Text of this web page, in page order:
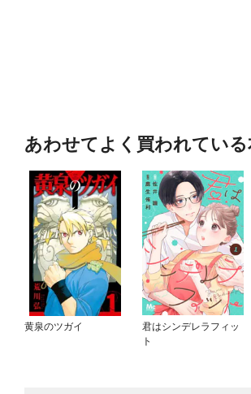
あわせてよく買われている
黄泉のツガイ
君はシンデレラフィッ
ト